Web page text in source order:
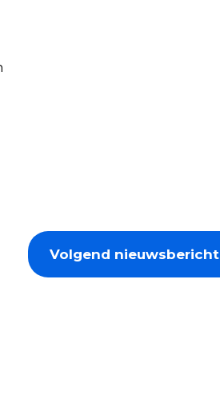
Volgend nieuwsbericht